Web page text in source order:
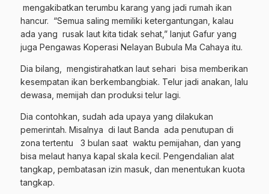
mengakibatkan terumbu karang yang jadi rumah ikan
hancur. “Semua saling memiliki ketergantungan, kalau
ada yang rusak laut kita tidak sehat,” lanjut Gafur yang
juga Pengawas Koperasi Nelayan Bubula Ma Cahaya itu.
Dia bilang, mengistirahatkan laut sehari bisa memberikan
kesempatan ikan berkembangbiak. Telur jadi anakan, lalu
dewasa, memijah dan produksi telur lagi.
Dia contohkan, sudah ada upaya yang dilakukan
pemerintah. Misalnya di laut Banda ada penutupan di
zona tertentu 3 bulan saat waktu pemijahan, dan yang
bisa melaut hanya kapal skala kecil. Pengendalian alat
tangkap, pembatasan izin masuk, dan menentukan kuota
tangkap.